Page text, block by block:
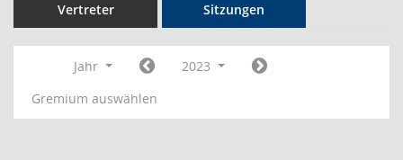
Vertreter Sitzungen
Jahr
2023
Gremium auswählen